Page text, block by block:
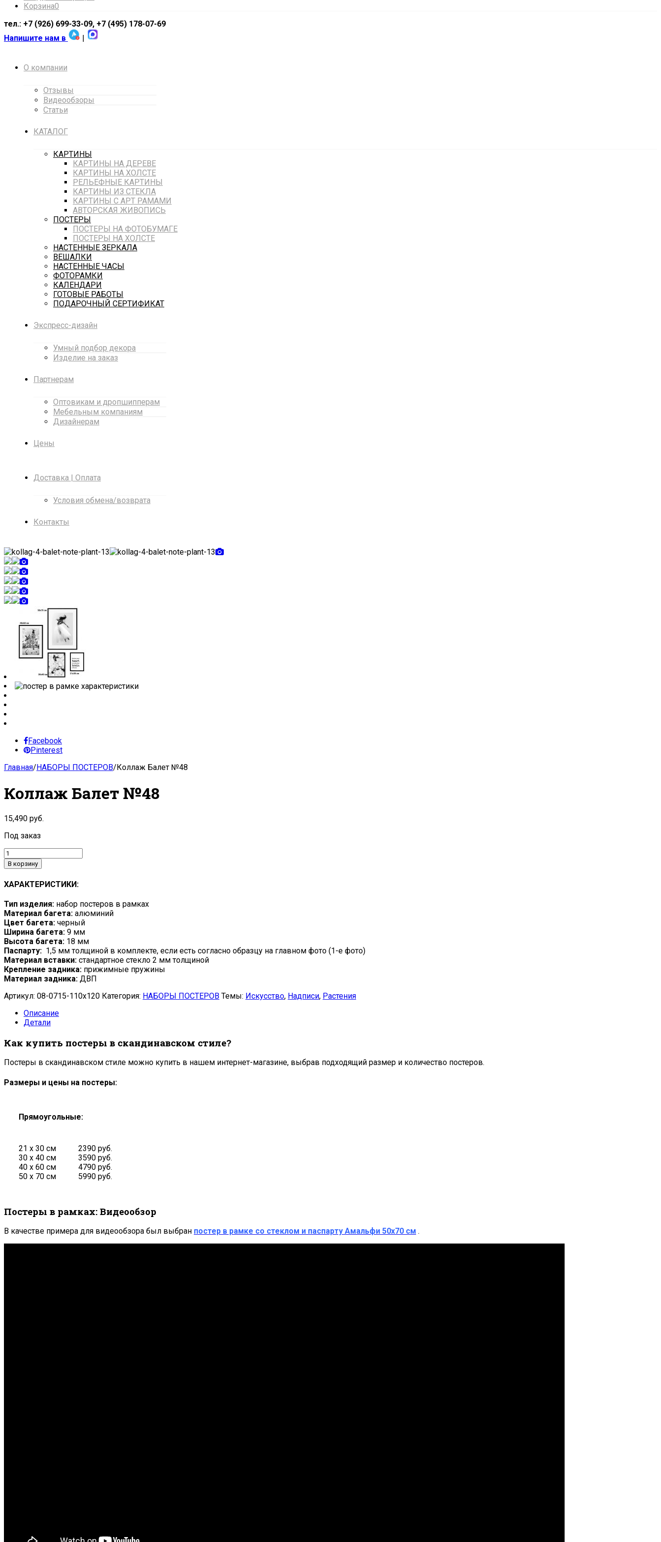
Корзина0
тел.: +7 (926) 699-33-09, +7 (495) 178-07-69
Напишите нам в
|
О компании
Отзывы
Видеообзоры
Статьи
КАТАЛОГ
КАРТИНЫ
КАРТИНЫ НА ДЕРЕВЕ
КАРТИНЫ НА ХОЛСТЕ
РЕЛЬЕФНЫЕ КАРТИНЫ
КАРТИНЫ ИЗ СТЕКЛА
КАРТИНЫ С АРТ РАМАМИ
АВТОРСКАЯ ЖИВОПИСЬ
ПОСТЕРЫ
ПОСТЕРЫ НА ФОТОБУМАГЕ
ПОСТЕРЫ НА ХОЛСТЕ
НАСТЕННЫЕ ЗЕРКАЛА
ВЕШАЛКИ
НАСТЕННЫЕ ЧАСЫ
ФОТОРАМКИ
КАЛЕНДАРИ
ГОТОВЫЕ РАБОТЫ
ПОДАРОЧНЫЙ СЕРТИФИКАТ
Экспресс-дизайн
Умный подбор декора
Изделие на заказ
Партнерам
Оптовикам и дропшипперам
Мебельным компаниям
Дизайнерам
Цены
Доставка | Оплата
Условия обмена/возврата
Контакты
Facebook
Pinterest
Главная/НАБОРЫ ПОСТЕРОВ/Коллаж Балет №48
Коллаж Балет №48
15,490 руб.
Под заказ
В корзину
ХАРАКТЕРИСТИКИ:
Тип изделия: набор постеров в рамках
Материал багета: алюминий
Цвет багета: черный
Ширина багета: 9 мм
Высота багета: 18 мм
Паспарту: 1,5 мм толщиной в комплекте, если есть согласно образцу на главном фото (1-е фото)
Материал вставки: стандартное стекло 2 мм толщиной
Крепление задника: прижимные пружины
Материал задника: ДВП
Артикул: 08-0715-110x120 Категория: НАБОРЫ ПОСТЕРОВ Темы: Искусство, Надписи, Растения
Описание
Детали
Как купить постеры в скандинавском стиле?
Постеры в скандинавском стиле можно купить в нашем интернет-магазине, выбрав подходящий размер и количество постеров.
Размеры и цены на постеры:
Прямоугольные:
21 х 30 см
30 х 40 см
40 х 60 см
50 х 70 см
2390 руб.
3590 руб.
4790 руб.
5990 руб.
Постеры в рамках: Видеообзор
В качестве примера для видеообзора был выбран постер в рамке со стеклом и паспарту Амальфи 50х70 см .